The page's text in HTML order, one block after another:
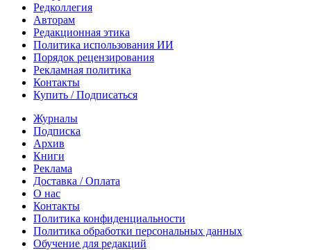
Редколлегия
Авторам
Редакционная этика
Политика использования ИИ
Порядок рецензирования
Рекламная политика
Контакты
Купить / Подписаться
Журналы
Подписка
Архив
Книги
Реклама
Доставка / Оплата
О нас
Контакты
Политика конфиденциальности
Политика обработки персональных данных
Обучение для редакций